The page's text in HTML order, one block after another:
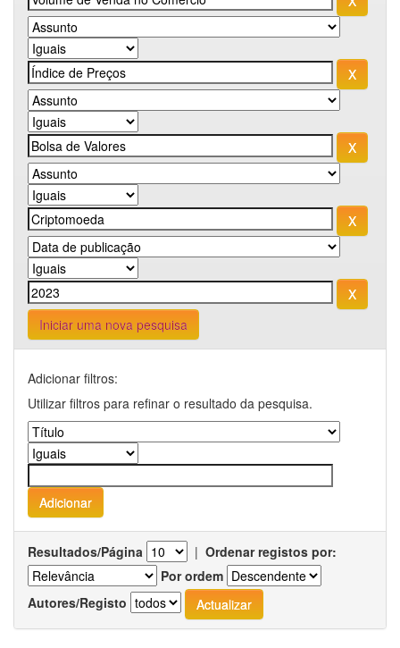
Iniciar uma nova pesquisa
Adicionar filtros:
Utilizar filtros para refinar o resultado da pesquisa.
Resultados/Página | Ordenar registos por:
Por ordem
Autores/Registo